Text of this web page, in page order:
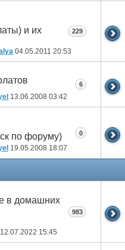
и их
04.05.2011 20:53
229
13.06.2008 03:42
6
по форуму)
19.05.2008 18:07
0
в домашних
12.07.2022 15:45
983